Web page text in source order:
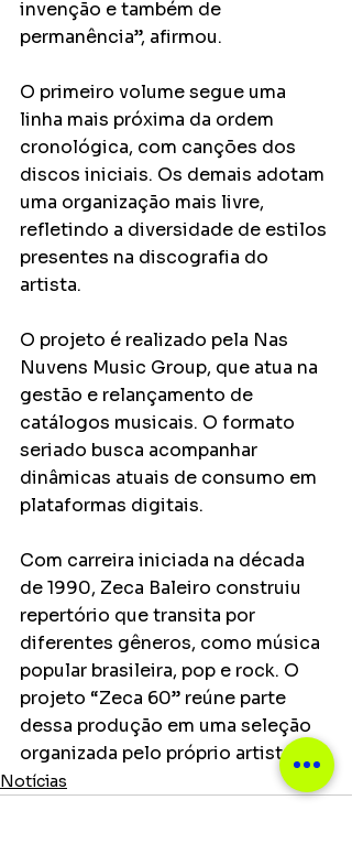
invenção e também de
permanência”, afirmou.
O primeiro volume segue uma
linha mais próxima da ordem
cronológica, com canções dos
discos iniciais. Os demais adotam
uma organização mais livre,
refletindo a diversidade de estilos
presentes na discografia do
artista.
O projeto é realizado pela Nas
Nuvens Music Group, que atua na
gestão e relançamento de
catálogos musicais. O formato
seriado busca acompanhar
dinâmicas atuais de consumo em
plataformas digitais.
Com carreira iniciada na década
de 1990, Zeca Baleiro construiu
repertório que transita por
diferentes gêneros, como música
popular brasileira, pop e rock. O
projeto “Zeca 60” reúne parte
dessa produção em uma seleção
organizada pelo próprio artista.
Notícias